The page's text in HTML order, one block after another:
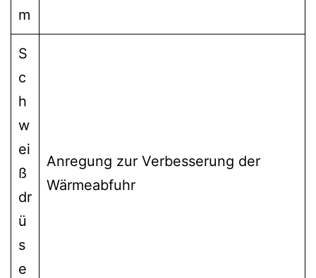
m
S
c
h
w
ei
ß
dr
ü
s
e
Anregung zur Verbesserung der
Wärmeabfuhr